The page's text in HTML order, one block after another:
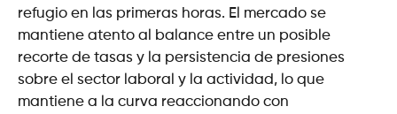
refugio en las primeras horas. El mercado se
mantiene atento al balance entre un posible
recorte de tasas y la persistencia de presiones
sobre el sector laboral y la actividad, lo que
mantiene a la curva reaccionando con